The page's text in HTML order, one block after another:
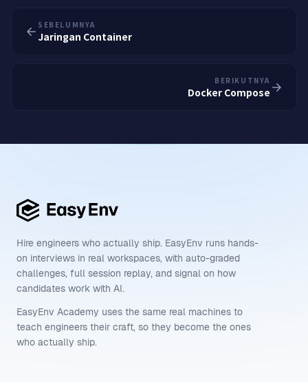
SEBELUMNYA
Jaringan Container
BERIKUTNYA
Docker Compose
Hire engineers who actually ship. EasyEnv runs hands-
on interviews in real workspaces, with auto-graded
challenges, full session replay, and signal on how
candidates work with AI.
EasyEnv Academy uses the same real machines to
teach engineers their craft, so they become the ones
who actually ship.